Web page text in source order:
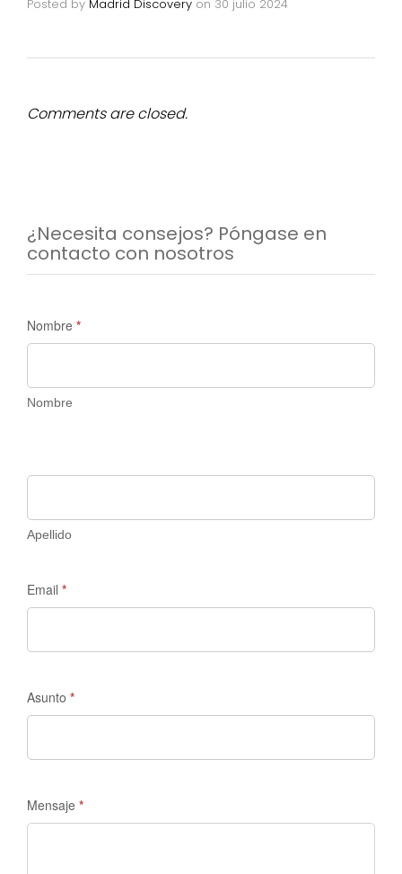
Posted by Madrid Discovery on 30 julio 2024
Comments are closed.
¿Necesita consejos? Póngase en
contacto con nosotros
de
-
Nombre *
Nombre
Apellido
Email *
Asunto *
Mensaje *